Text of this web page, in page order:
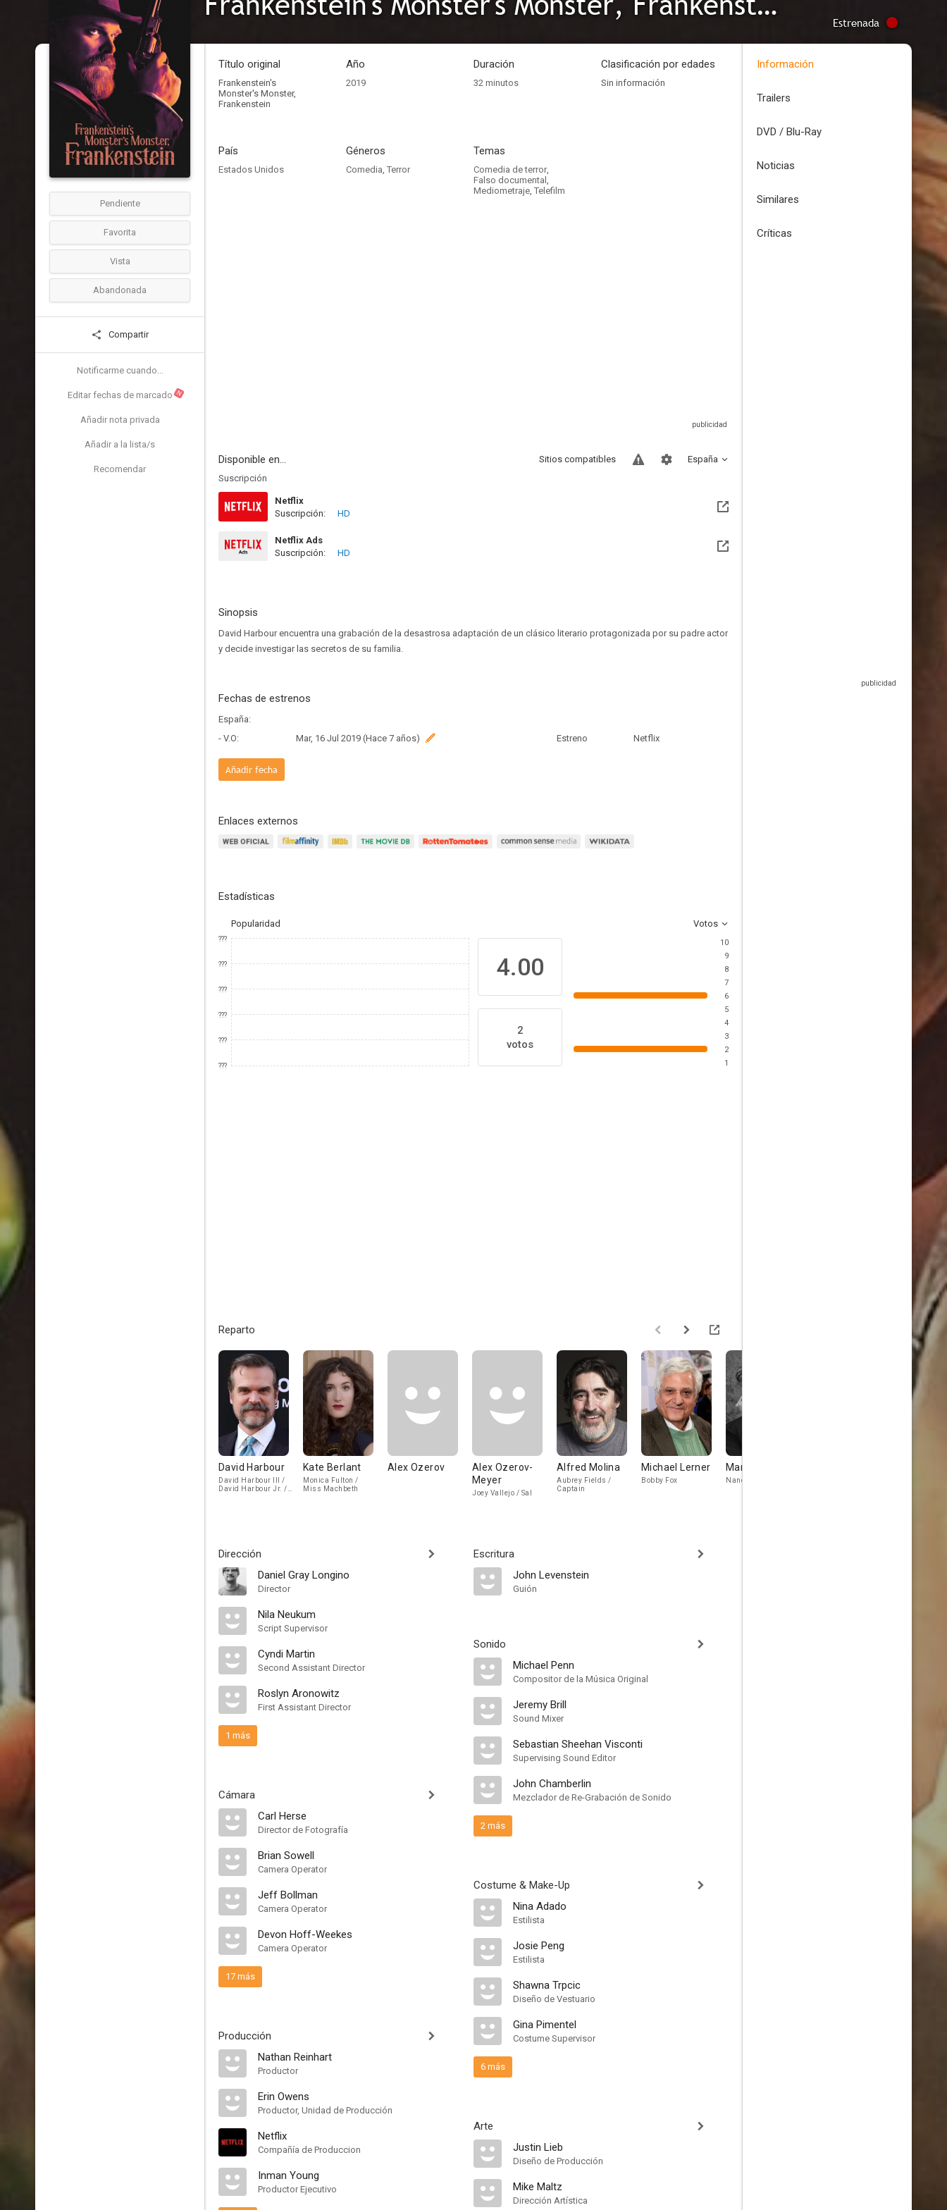
Estrenada
Pendiente
Favorita
Vista
Abandonada
Compartir
Notificarme cuando...
Editar fechas de marcado N
Añadir nota privada
Añadir a la lista/s
Recomendar
Título original
Frankenstein's
Monster's Monster,
Frankenstein
Año
2019
Duración
32 minutos
Clasificación por edades
Sin información
País
Estados Unidos
Géneros
Comedia, Terror
Temas
Comedia de terror,
Falso documental ,
Mediometraje, Telefilm
Disponible en... España
Sitios compatibles
Suscripción
Netflix
Suscripción:
HD
Netflix Ads
Suscripción:
HD
Sinopsis
David Harbour encuentra una grabación de la desastrosa adaptación de un clásico literario protagonizada por su padre actor
y decide investigar las secretos de su familia.
Fechas de estrenos
España:
- V.O:
Mar, 16 Jul 2019 (Hace 7 años) Estreno Netflix
Añadir fecha
Enlaces externos
Estadísticas
Popularidad Votos
???
???
???
???
???
???
4.00
2
votos
10
9
8
7
6
5
4
3
2
1
Reparto
David Harbour
David Harbour III /
David Harbour Jr. /
Kate Berlant
Monica Fulton /
Miss Machbeth
Alex Ozerov
Alex Ozerov-
Meyer
Joey Vallejo / Sal
Alfred Molina
Aubrey Fields /
Captain
Michael Lerner
Bobby Fox
Mary Woronov
Nancy Erlich
Dirección
Daniel Gray Longino
Director
Nila Neukum
Script Supervisor
Cyndi Martin
Second Assistant Director
Roslyn Aronowitz
First Assistant Director
1 más
Cámara
Carl Herse
Director de Fotografía
Brian Sowell
Camera Operator
Jeff Bollman
Camera Operator
Devon Hoff-Weekes
Camera Operator
17 más
Producción
Nathan Reinhart
Productor
Erin Owens
Productor, Unidad de Producción
Netflix
Compañía de Produccion
Inman Young
Productor Ejecutivo
Escritura
John Levenstein
Guión
Sonido
Michael Penn
Compositor de la Música Original
Jeremy Brill
Sound Mixer
Sebastian Sheehan Visconti
Supervising Sound Editor
John Chamberlin
Mezclador de Re-Grabación de Sonido
2 más
Costume & Make-Up
Nina Adado
Estilista
Josie Peng
Estilista
Shawna Trpcic
Diseño de Vestuario
Gina Pimentel
Costume Supervisor
6 más
Arte
Justin Lieb
Diseño de Producción
Mike Maltz
Dirección Artística
Información
Trailers
DVD / Blu-Ray
Noticias
Similares
Críticas